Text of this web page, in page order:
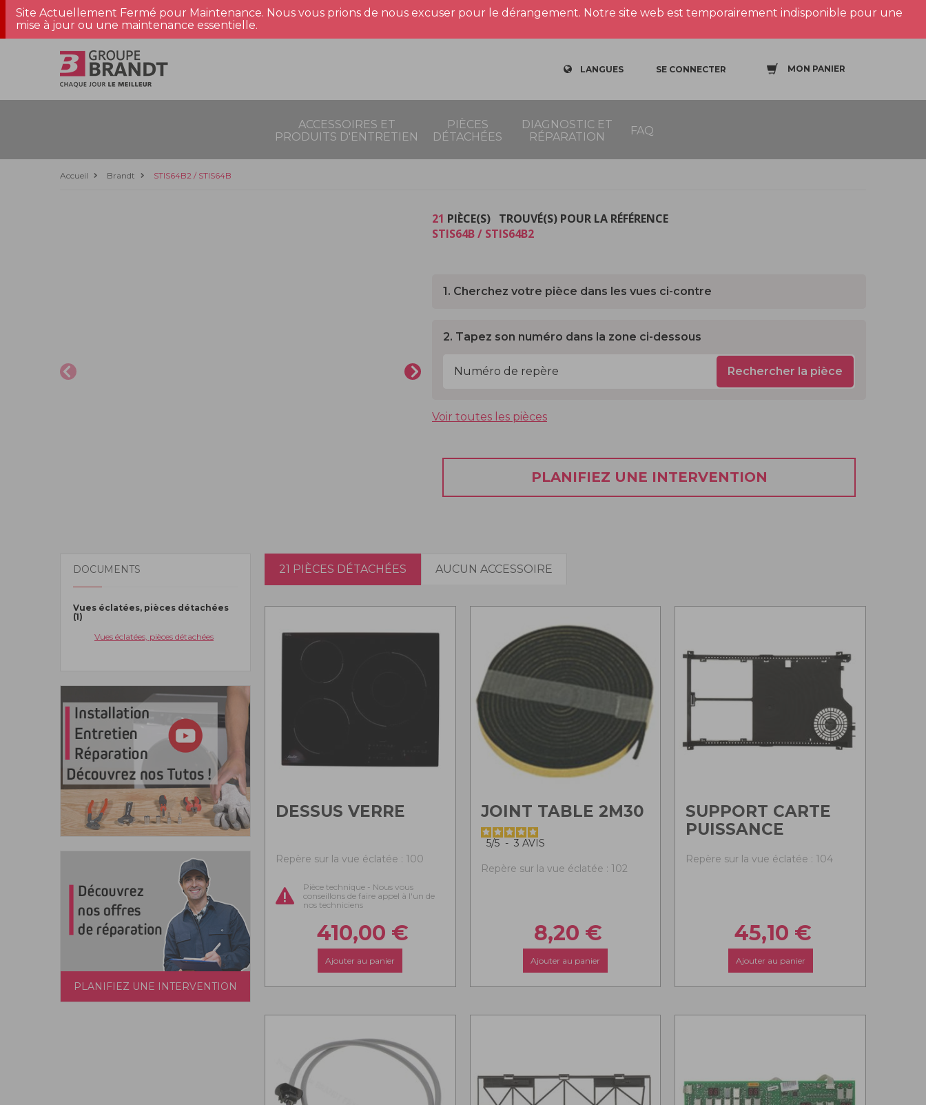
Site Actuellement Fermé pour Maintenance. Nous vous prions de nous excuser pour le dérangement. Notre site web est temporairement indisponible pour une
mise à jour ou une maintenance essentielle.
LANGUES SE CONNECTER MON PANIER
ACCESSOIRES ET
PRODUITS D'ENTRETIEN
PIÈCES
DÉTACHÉES
DIAGNOSTIC ET
RÉPARATION
FAQ
Accueil Brandt STIS64B2 / STIS64B
21 PIÈCE(S) TROUVÉ(S) POUR LA RÉFÉRENCE
STIS64B / STIS64B2
1. Cherchez votre pièce dans les vues ci-contre
2. Tapez son numéro dans la zone ci-dessous
Rechercher la pièce
Voir toutes les pièces
PLANIFIEZ UNE INTERVENTION
DOCUMENTS
Vues éclatées, pièces détachées
(1)
Vues éclatées, pièces détachées
PLANIFIEZ UNE INTERVENTION
21 PIÈCES DÉTACHÉES AUCUN ACCESSOIRE
DESSUS VERRE
Repère sur la vue éclatée : 100
Pièce technique - Nous vous
conseillons de faire appel à l'un de
nos techniciens
410,00 €
Ajouter au panier
JOINT TABLE 2M30
5/5 - 3 AVIS
Repère sur la vue éclatée : 102
8,20 €
Ajouter au panier
SUPPORT CARTE
PUISSANCE
Repère sur la vue éclatée : 104
45,10 €
Ajouter au panier